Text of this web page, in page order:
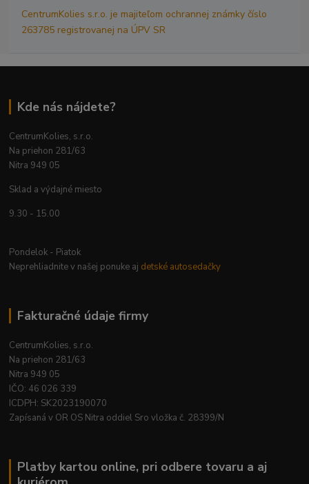
CentrumKolies s.r.o. je majiteľom ochrannej známky číslo
263785 registrovanej na ÚPV SR
Kde nás nájdete?
CentrumKolies, s.r.o.
Na priehon 281/63
Nitra 949 05
Sklad a výdajné miesto
9.30 - 15.00
Pondelok - Piatok
Neprehliadnite v našej ponuke aj detské autosedačky
Fakturačné údaje firmy
CentrumKolies, s.r.o.
Na priehon 281/63
Nitra 949 05
IČO: 46 026 339
ICDPH: SK2023190070
Zapísaná v OR OS Nitra oddiel Sro vložka č. 28399/N
Platby kartou online, pri odbere tovaru a aj